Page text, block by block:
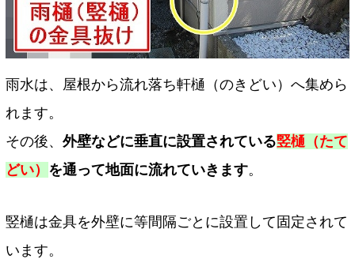
雨水は、屋根から流れ落ち軒樋（のきどい）へ集めら
れます。
その後、 外壁などに垂直に設置されている竪樋（たて
どい） を通って地面に流れていきます。
竪樋は金具を外壁に等間隔ごとに設置して固定されて
います。